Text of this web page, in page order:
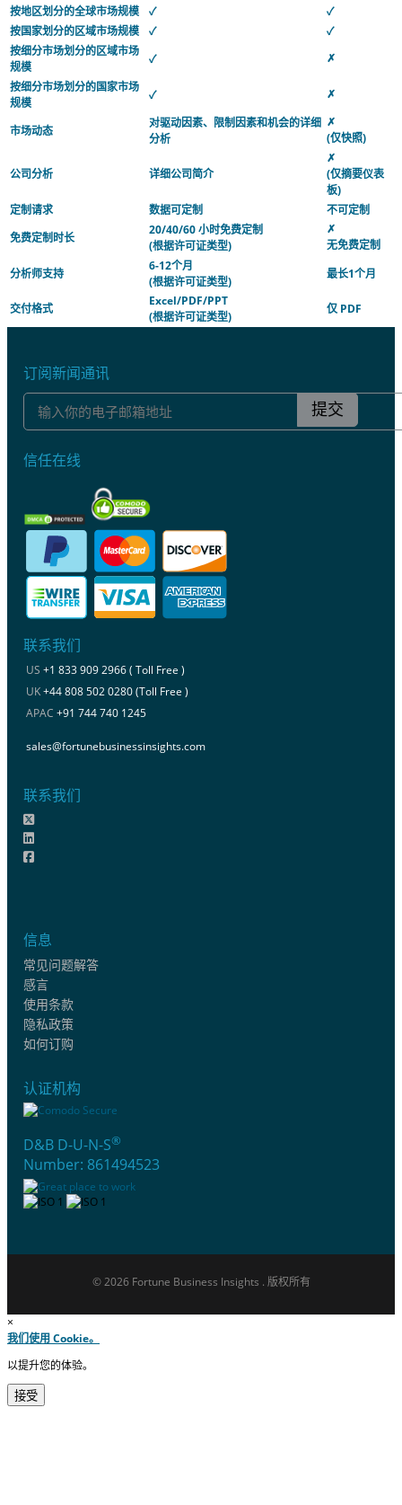
按地区划分的全球市场规模
✓
✓
按国家划分的区域市场规模
✓
✓
按细分市场划分的区域市场
规模
✓
✗
按细分市场划分的国家市场
规模
✓ ✗
市场动态
对驱动因素、限制因素和机会的详细
分析
✗
(仅快照)
公司分析 详细公司简介
✗
(仅摘要仪表
板)
定制请求
数据可定制
不可定制
免费定制时长
20/40/60 小时免费定制
(根据许可证类型)
✗
无免费定制
分析师支持
6-12个月
(根据许可证类型)
最长1个月
交付格式
Excel/PDF/PPT
(根据许可证类型)
仅 PDF
订阅新闻通讯
提交
信任在线
联系我们
US +1 833 909 2966 ( Toll Free )
UK+44 808 502 0280 (Toll Free )
APAC +91 744 740 1245
sales@fortunebusinessinsights.com
联系我们
信息
常见问题解答
感言
使用条款
隐私政策
如何订购
认证机构
D&B D-U-N-S®
Number: 861494523
© 2026 Fortune Business Insights . 版权所有
×
我们使用 Cookie。
以提升您的体验。
接受